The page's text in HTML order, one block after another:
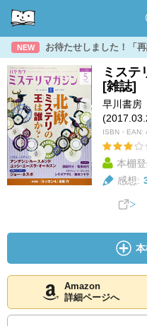
NEW お待たせしました！「
ミステ
[雑誌]
早川書房
ISBN・EAN:
本棚
感想:
Amazon
詳細ページへ